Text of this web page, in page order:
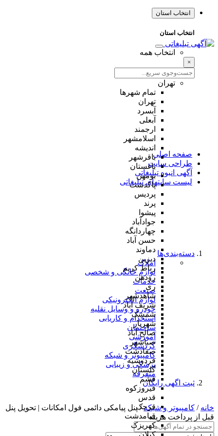
انتخاب استان
انتخاب استان
انتخاب همه
×
تهران
تمام شهر‌ها
تهران
آبسرد
آبعلی
ارجمند
اسلامشهر
اندیشه
باقرشهر
باغستان
بومهن
پاکدشت
پردیس
پرند
پیشوا
جوادآباد
چهاردانگه
حسن آباد
دماوند
دیزین
رباط کریم
رودهن
ری
شاهدشهر
شریف آباد
شمشک
شهریار
صالح آباد
صباشهر
صفادشت
فردوسیه
گلستان
فشم
فیروزکوه
قدس
قرچک
قیامدشت
کهریزک
صفحه اصلی
طراحی سایت
آگهی انبوه تبلیغاتی
لیست سایتهای تبلیغاتی
دسته‌بندی‌ها
املاک
لوازم خانگی و شخصی
خدمات
صنعت
لوازم الکترونیکی
خودرو و وسایل نقلیه
استخدام و کاریابی
ساختمان
آموزشی
گردشگری
کامپیوتر و شبکه
پزشکی و زیبایی
متفرقه
ثبت اگهی رایگان
خانه / کامپیوتر و شبکه/ پنل پیامکی دائمی فول امکانات | تحویل پنل
قبل از پرداخت هزینه